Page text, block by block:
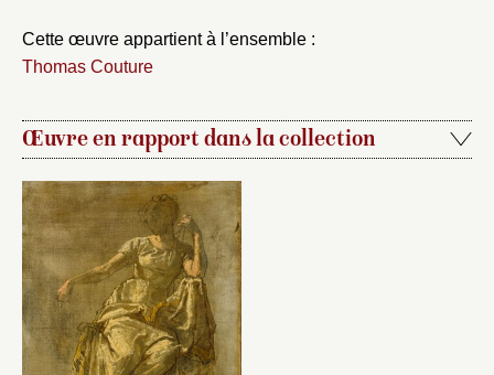
Cette œuvre appartient à l’ensemble :
Thomas Couture
Œuvre en rapport dans la collection